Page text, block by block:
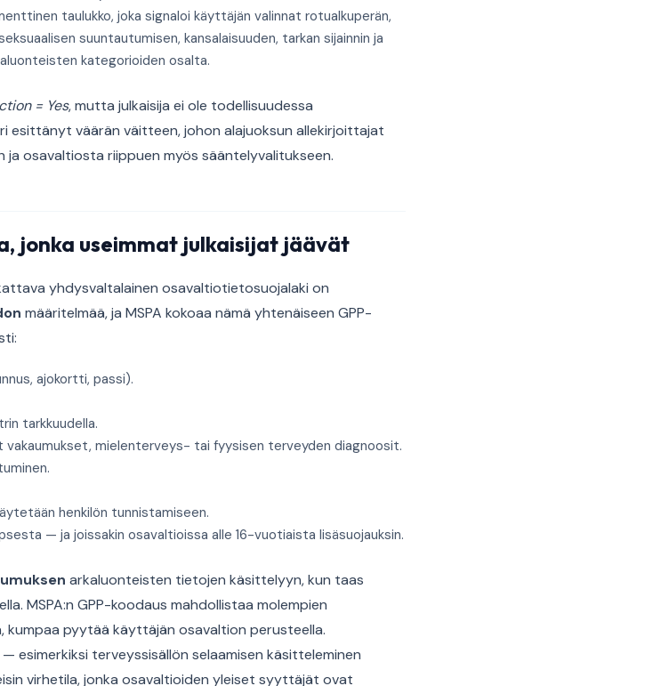
taulukko, joka signaloi käyttäjän valinnat rotualkuperän,
suuntautumisen, kansalaisuuden, tarkan sijainnin ja
kategorioiden osalta.
= Yes, mutta julkaisija ei ole todellisuudessa
esittänyt väärän väitteen, johon alajuoksun allekirjoittajat
osavaltiosta riippuen myös sääntelyvalitukseen.
jonka useimmat julkaisijat jäävät
yhdysvaltalainen osavaltiotietosuojalaki on
määritelmää, ja MSPA kokoaa nämä yhtenäiseen GPP-
ajokortti, passi).
tarkkuudella.
vakaumukset, mielenterveys- tai fyysisen terveyden diagnoosit.
henkilön tunnistamiseen.
— ja joissakin osavaltioissa alle 16-vuotiaista lisäsuojauksin.
arkaluonteisten tietojen käsittelyyn, kun taas
MSPA:n GPP-koodaus mahdollistaa molempien
kumpaa pyytää käyttäjän osavaltion perusteella.
terveyssisällön selaamisen käsitteleminen
virhetila, jonka osavaltioiden yleiset syyttäjät ovat